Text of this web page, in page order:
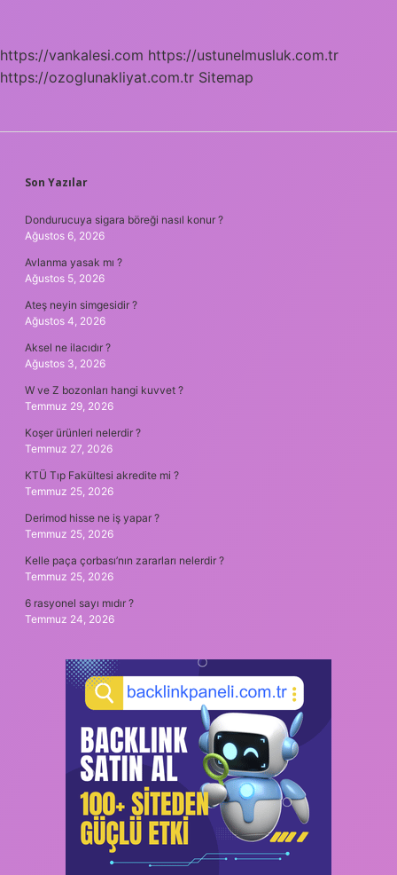
https://vankalesi.com https://ustunelmusluk.com.tr
https://ozoglunakliyat.com.tr Sitemap
SIDEBAR
Son Yazılar
Dondurucuya sigara böreği nasıl konur ?
Ağustos 6, 2026
Avlanma yasak mı ?
Ağustos 5, 2026
Ateş neyin simgesidir ?
Ağustos 4, 2026
Aksel ne ilacıdır ?
Ağustos 3, 2026
W ve Z bozonları hangi kuvvet ?
Temmuz 29, 2026
Koşer ürünleri nelerdir ?
Temmuz 27, 2026
KTÜ Tıp Fakültesi akredite mi ?
Temmuz 25, 2026
Derimod hisse ne iş yapar ?
Temmuz 25, 2026
Kelle paça çorbası’nın zararları nelerdir ?
Temmuz 25, 2026
6 rasyonel sayı mıdır ?
Temmuz 24, 2026